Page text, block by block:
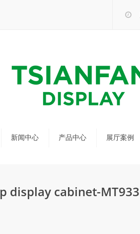
新闻中心
闻
产品中心
瓷砖展架
展厅案例
display cabinet-MT933